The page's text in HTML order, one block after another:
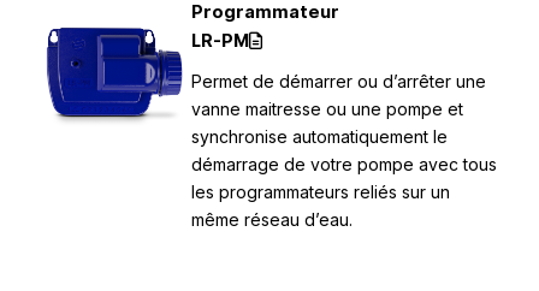
Programmateur
LR-PM
Permet de démarrer ou d’arrêter une
vanne maitresse ou une pompe et
synchronise automatiquement le
démarrage de votre pompe avec tous
les programmateurs reliés sur un
même réseau d’eau.